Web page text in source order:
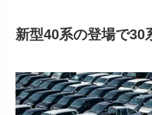
新型40系の登場で30